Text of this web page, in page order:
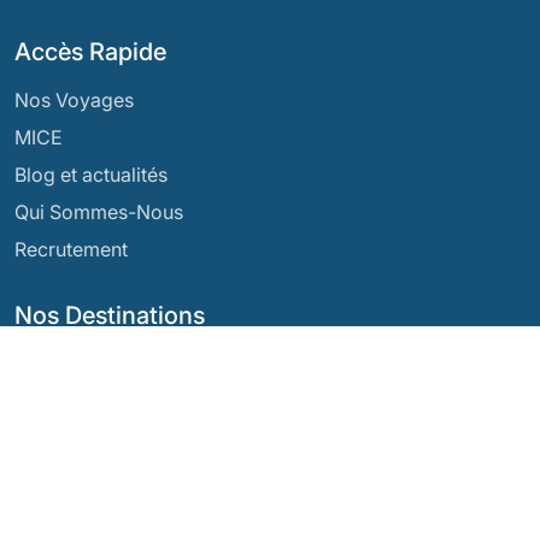
Nos Destinations
Accès Rapide
Nos Voyages
MICE
Blog et actualités
Qui Sommes-Nous
Recrutement